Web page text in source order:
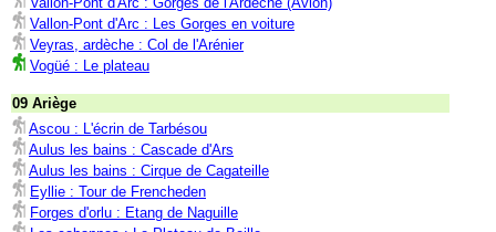
Vallon-Pont d'Arc : Les Gorges en voiture
Veyras, ardèche : Col de l'Arénier
Vogüé : Le plateau
09 Ariège
Ascou : L'écrin de Tarbésou
Aulus les bains : Cascade d'Ars
Aulus les bains : Cirque de Cagateille
Eyllie : Tour de Frencheden
Forges d'orlu : Etang de Naguille